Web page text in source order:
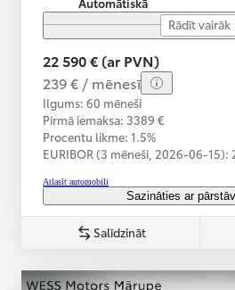
Rādīt vairāk
22 590 € (ar PVN)
239 € / mēnesī
Ilgums: 60 mēneši
Pirmā iemaksa: 3389 €
Procentu likme: 1.5%
EURIBOR (3 mēneši, 2026-06-15):
Atlasīt automobili
Sazināties ar
Salīdzināt